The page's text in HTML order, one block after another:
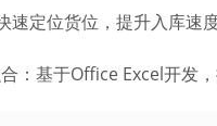
能任务调度，减少人工干
速定位货位，提升入库速